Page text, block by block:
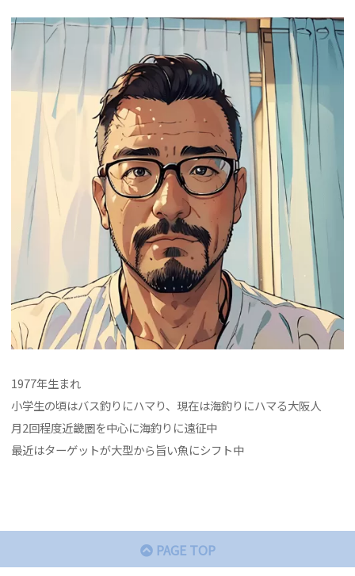
1977年生まれ
小学生の頃はバス釣りにハマり、現在は海釣りにハマる大阪人
月2回程度近畿圏を中心に海釣りに遠征中
最近はターゲットが大型から旨い魚にシフト中
PAGE TOP